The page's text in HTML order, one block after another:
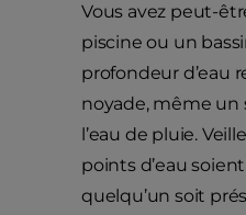
Vous avez peut-
piscine ou un
profondeur d’eau
noyade, même un
l’eau de pluie.
points d’eau
quelqu’un soit